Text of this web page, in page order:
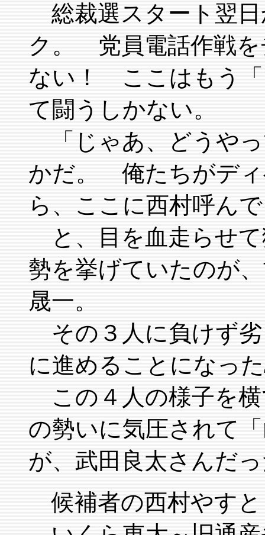
総裁選スタート翌
ク。 党員電話作戦を
ない！ ここはもう「
て闘うしかない。
「じゃあ、どうや
かだ。 俺たちがディ
ら、ここに西村呼ん
と、目を血走らせ
勢を挙げていたのが
晟一。
その３人に負けず
に進めることになっ
この４人の様子を
の勢いに気圧されて
が、武田良太さんだ
候補者の西村やす